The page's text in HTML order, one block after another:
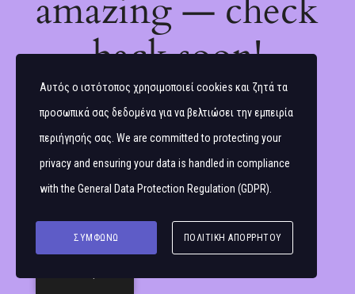
amazing — check
back soon!
Αυτός ο ιστότοπος χρησιμοποιεί cookies και ζητά τα
προσωπικά σας δεδομένα για να βελτιώσει την εμπειρία
περιήγησής σας. We are committed to protecting your
privacy and ensuring your data is handled in compliance
with the General Data Protection Regulation (GDPR)
ΣΥΜΦΩΝΏ ΠΟΛΙΤΙΚΉ ΑΠΟΡΡΉΤΟΥ